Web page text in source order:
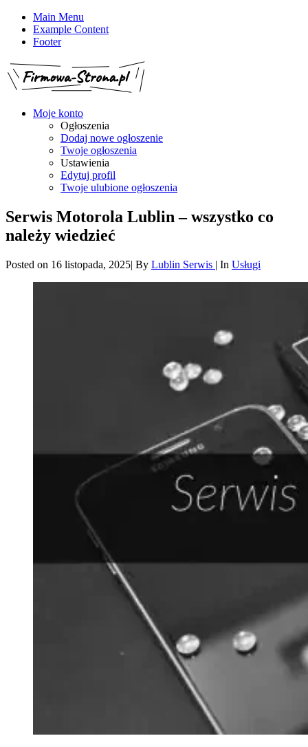
Main Menu
Example Content
Footer
Moje konto
Ogłoszenia
Dodaj nowe ogłoszenie
Twoje ogłoszenia
Ustawienia
Edytuj profil
Twoje ulubione ogłoszenia
Serwis Motorola Lublin – wszystko co
należy wiedzieć
Posted on 16 listopada, 2025| By Lublin Serwis | In Usługi